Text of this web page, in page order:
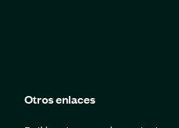
Otros enlaces